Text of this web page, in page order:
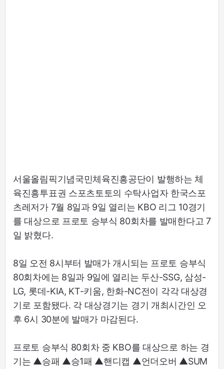
서울올림픽기념국민체육진흥공단이 발행하는 체
육진흥투표권 스포츠토토의 수탁사업자 한국스포
츠레저가 7월 8일과 9일 열리는 KBO 리그 10경기
를 대상으로 프로토 승부식 80회차를 발매한다고 7
일 밝혔다.
8일 오전 8시부터 발매가 개시되는 프로토 승부식
80회차에는 8일과 9일에 열리는 두산-SSG, 삼성-
LG, 롯데-KIA, KT-키움, 한화-NC전이 각각 대상경
기로 포함됐다. 각 대상경기는 경기 개최시간인 오
후 6시 30분에 발매가 마감된다.
프로토 승부식 80회차 중 KBO를 대상으로 하는 경
기는 ▲승패 ▲승1패 ▲핸디캡 ▲언더오버 ▲SUM